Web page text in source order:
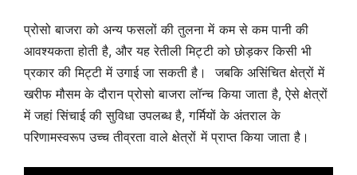
प्रोसो बाजरा को अन्य फसलों की तुलना में कम से कम पानी की
आवश्यकता होती है, और यह रेतीली मिट्टी को छोड़कर किसी भी
प्रकार की मिट्टी में उगाई जा सकती है। जबकि असिंचित क्षेत्रों में
खरीफ मौसम के दौरान प्रोसो बाजरा लॉन्च किया जाता है, ऐसे क्षेत्रों
में जहां सिंचाई की सुविधा उपलब्ध है, गर्मियों के अंतराल के
परिणामस्वरूप उच्च तीव्रता वाले क्षेत्रों में प्राप्त किया जाता है।